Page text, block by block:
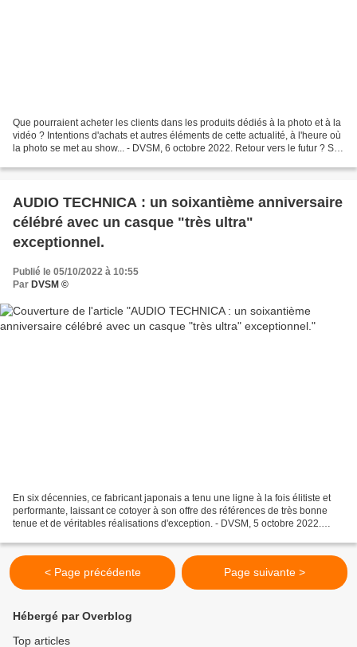
Que pourraient acheter les clients dans les produits dédiés à la photo et à la
vidéo ? Intentions d'achats et autres éléments de cette actualité, à l'heure où
la photo se met au show... - DVSM, 6 octobre 2022. Retour vers le futur ? Si
AUDIO TECHNICA : un soixantième anniversaire
célébré avec un casque "très ultra"
exceptionnel.
Publié le 05/10/2022 à 10:55
Par DVSM ©
En six décennies, ce fabricant japonais a tenu une ligne à la fois élitiste et
performante, laissant ce cotoyer à son offre des références de très bonne
tenue et de véritables réalisations d'exception. - DVSM, 5 octobre 2022.
< Page précédente Page suivante >
Hébergé par Overblog
Top articles